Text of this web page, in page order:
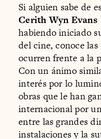
Si alguien sabe de
Cerith Wyn Evans
habiendo iniciado
del cine, conoce
ocurren frente a la
Con un ánimo
interés por lo
obras que le han
internacional por
entre las grandes
instalaciones y la